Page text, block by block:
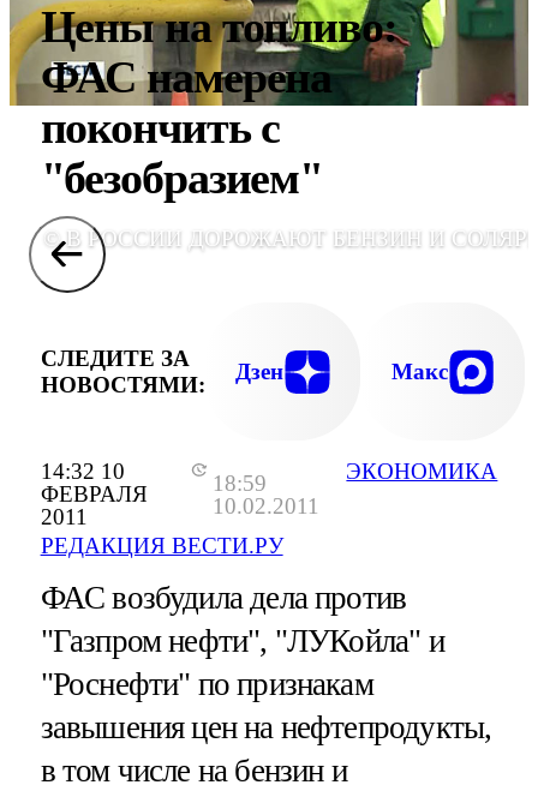
14:32 10
ФЕВРАЛЯ
2011
18:59
10.02.2011
РЕДАКЦИЯ ВЕСТИ.РУ
ЭКОНОМИКА
Цены на топливо:
ФАС намерена
покончить с
"безобразием"
© В РОССИИ ДОРОЖАЮТ БЕНЗИН И
СЛЕДИТЕ ЗА
НОВОСТЯМИ:
Дзен Макс
ФАС возбудила дела против
"Газпром нефти", "ЛУКойла" и
"Роснефти" по признакам
завышения цен на нефтепродукты,
в том числе на бензин и